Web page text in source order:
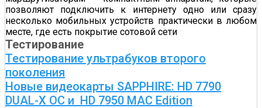
позволяют подключить к интернету одно или сразу
несколько мобильных устройств практически в любом
месте, где есть покрытие сотовой сети
Тестирование
Тестирование ультрабуков второго
поколения
Новые видеокарты SAPPHIRE: HD 7790
DUAL-X OC и HD 7950 MAC Edition